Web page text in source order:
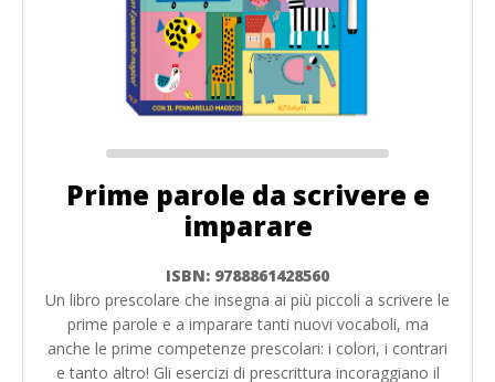
Prime parole da scrivere e
imparare
ISBN: 9788861428560
Un libro prescolare che insegna ai più piccoli a scrivere le
prime parole e a imparare tanti nuovi vocaboli, ma
anche le prime competenze prescolari: i colori, i contrari
e tanto altro! Gli esercizi di prescrittura incoraggiano il